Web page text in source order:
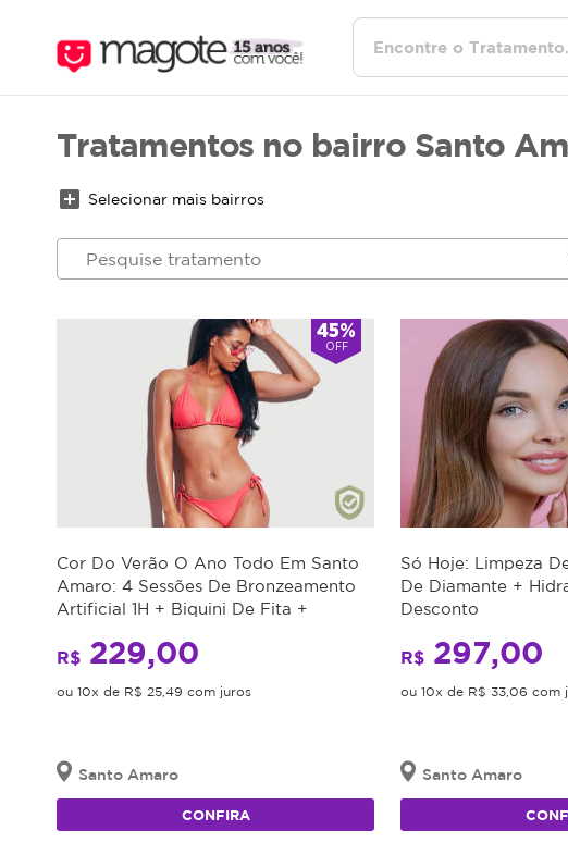
Tratamentos no bairro Santo
add_box Selecionar mais bairros
45%
OFF
Cor Do Verão O Ano Todo Em Santo
Amaro: 4 Sessões De Bronzeamento
Artificial 1H + Biquini De Fita +
R$ 229,00
ou 10x de R$ 25,49 com juros
Santo Amaro
CONFIRA
Só Hoje: Limpeza
De Diamante +
Desconto
R$ 297,00
ou 10x de R$ 33,06 com
Santo Amaro